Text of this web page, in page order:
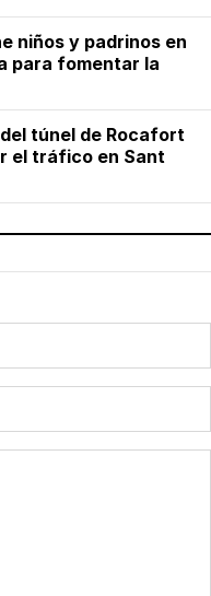
niños y padrinos en
para fomentar la
túnel de Rocafort
el tráfico en Sant